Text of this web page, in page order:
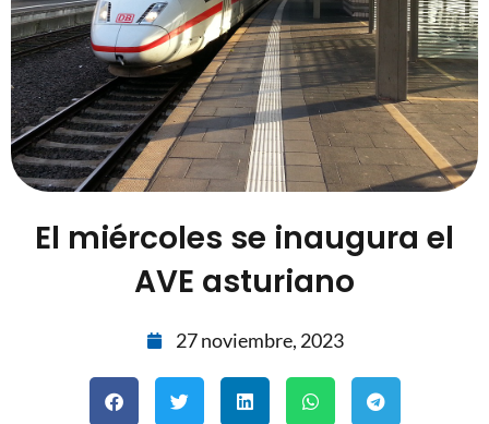
El miércoles se inaugura el
AVE asturiano
27 noviembre, 2023